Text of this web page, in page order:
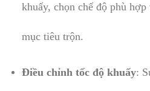
khuấy, chọn chế độ phù
mục tiêu trộn.
Điều chỉnh tốc độ khuấy: